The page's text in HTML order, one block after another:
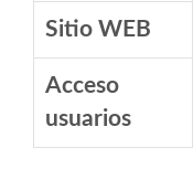
Sitio WEB
Acceso
usuarios